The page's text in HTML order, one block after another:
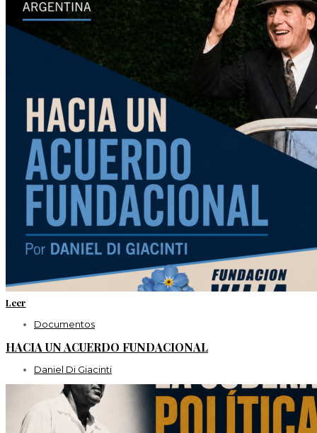
Leer
Documentos
HACIA UN ACUERDO FUNDACIONAL
Daniel Di Giacinti